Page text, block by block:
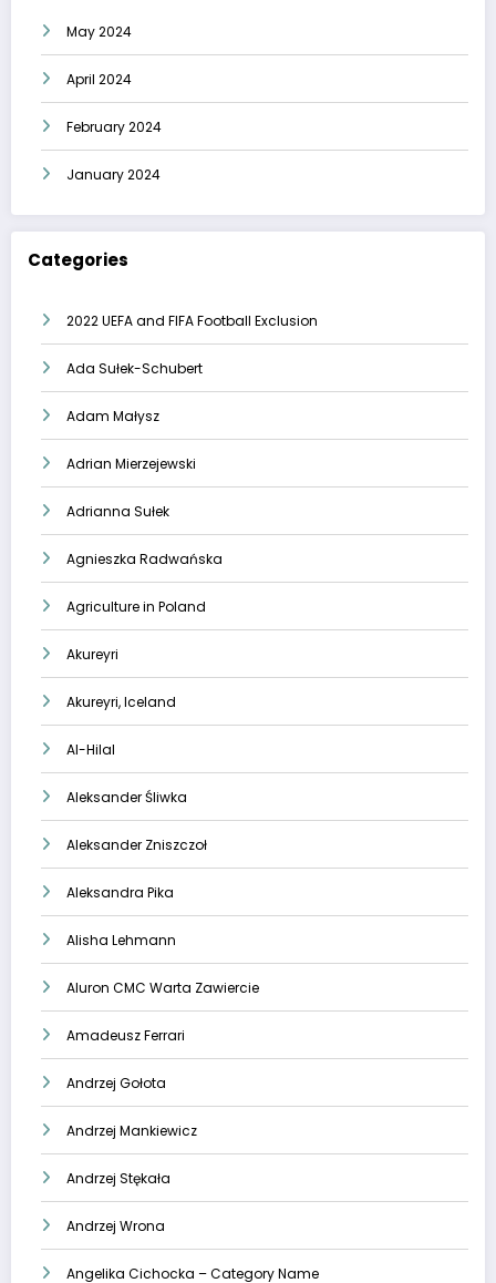
May 2024
April 2024
February 2024
January 2024
Categories
2022 UEFA and FIFA Football Exclusion
Ada Sułek-Schubert
Adam Małysz
Adrian Mierzejewski
Adrianna Sułek
Agnieszka Radwańska
Agriculture in Poland
Akureyri
Akureyri, Iceland
Al-Hilal
Aleksander Śliwka
Aleksander Zniszczoł
Aleksandra Pika
Alisha Lehmann
Aluron CMC Warta Zawiercie
Amadeusz Ferrari
Andrzej Gołota
Andrzej Mankiewicz
Andrzej Stękała
Andrzej Wrona
Angelika Cichocka – Category Name